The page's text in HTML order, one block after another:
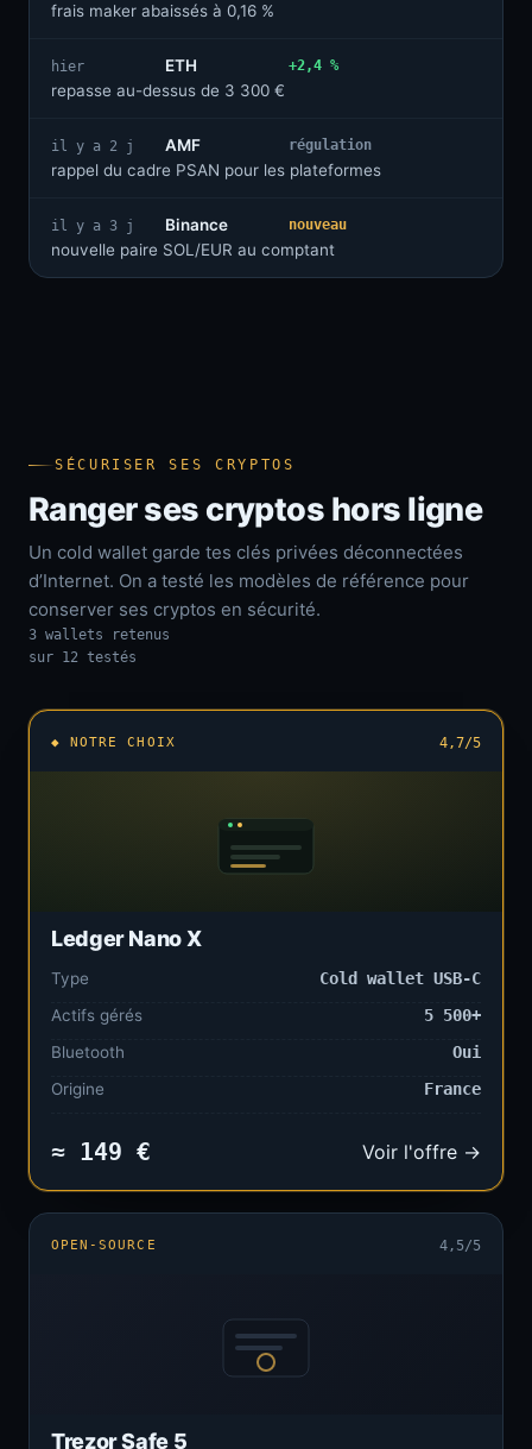
frais maker abaissés à 0,16 %
hier
ETH
repasse au-dessus de 3 300 €
+2,4 %
il y a 2 j
AMF
rappel du cadre PSAN pour les plateformes
régulation
il y a 3 j
Binance
nouvelle paire SOL/EUR au comptant
nouveau
SÉCURISER SES CRYPTOS
Ranger ses cryptos hors ligne
Un cold wallet garde tes clés privées déconnectées
d’Internet. On a testé les modèles de référence pour
conserver ses cryptos en sécurité.
3 wallets retenus
sur 12 testés
◆ NOTRE CHOIX 4,7/5
Ledger Nano X
Type
Cold wallet USB-C
Actifs gérés
5 500+
Bluetooth
Oui
Origine
France
≈ 149 € Voir l'offre →
OPEN-SOURCE 4,5/5
Trezor Safe 5